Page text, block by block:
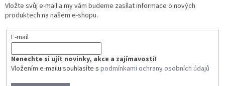
Vložte svůj e-mail a my vám budeme zasílat informace o nových
produktech na našem e-shopu.
E-mail
Nenechte si ujít novinky, akce a zajímavosti!
Vložením e-mailu souhlasíte s podmínkami ochrany osobních údajů